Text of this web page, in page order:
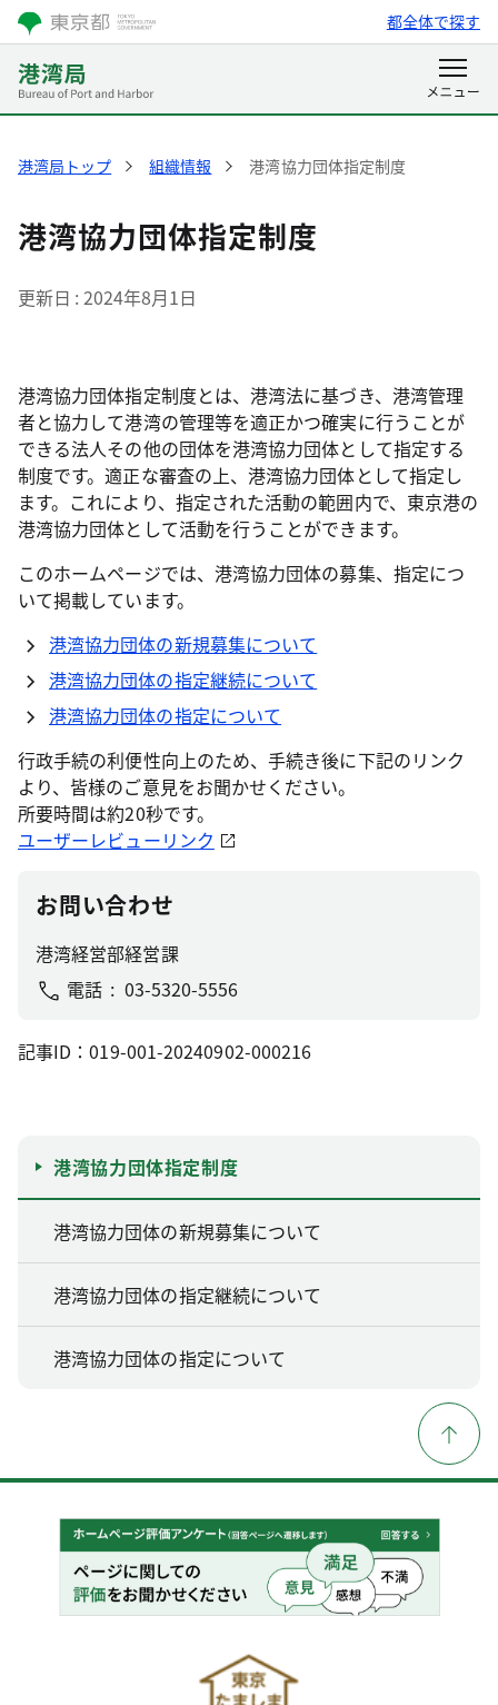
都全体で探す
港湾局トップ 組織情報 港湾協力団体指定制度
港湾協力団体指定制度
更新日 2024年8月1日
港湾協力団体指定制度とは、港湾法に基づき、港湾管理
者と協力して港湾の管理等を適正かつ確実に行うことが
できる法人その他の団体を港湾協力団体として指定する
制度です。適正な審査の上、港湾協力団体として指定し
ます。これにより、指定された活動の範囲内で、東京港の
港湾協力団体として活動を行うことができます。
このホームページでは、港湾協力団体の募集、指定につ
いて掲載しています。
港湾協力団体の新規募集について
港湾協力団体の指定継続について
港湾協力団体の指定について
行政手続の利便性向上のため、手続き後に下記のリンク
より、皆様のご意見をお聞かせください。
所要時間は約20秒です。
ユーザーレビューリンク
お問い合わせ
港湾経営部経営課
電話
03-5320-5556
記事ID：019-001-20240902-000216
港湾協力団体指定制度
港湾協力団体の新規募集について
港湾協力団体の指定継続について
港湾協力団体の指定について